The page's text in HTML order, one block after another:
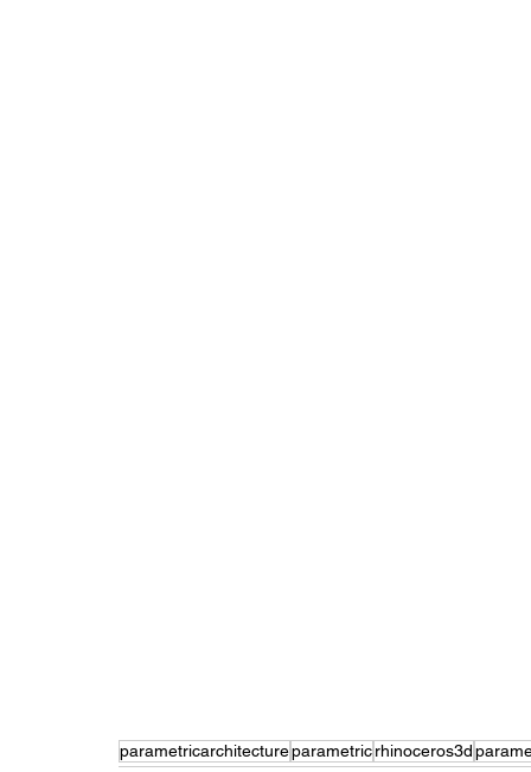
parametricarchitectureparametricrhinoceros3d